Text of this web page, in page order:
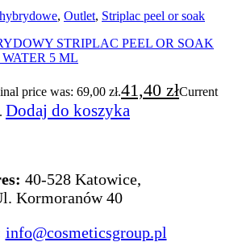
, Outlet, Striplac peel or soak
STRIPLAC PEEL OR SOAK
5 ML
price was: 69,00 zł.41,40 złCurrent
Dodaj do koszyka
40-528 Katowice,
Kormoranów 40
info@cosmeticsgroup.pl